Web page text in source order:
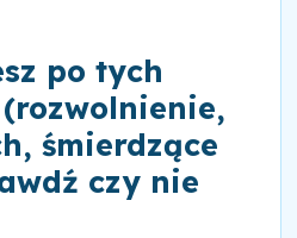
po tych
śmierdzące
czy nie